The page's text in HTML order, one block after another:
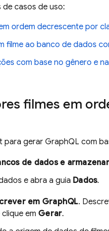
de casos de uso:
ordem decrescente por
filme ao banco de dados
com base no gênero e
filmes em
para gerar GraphQL com
de dados e
e abra a guia Dados.
em GraphQL.
em Gerar.